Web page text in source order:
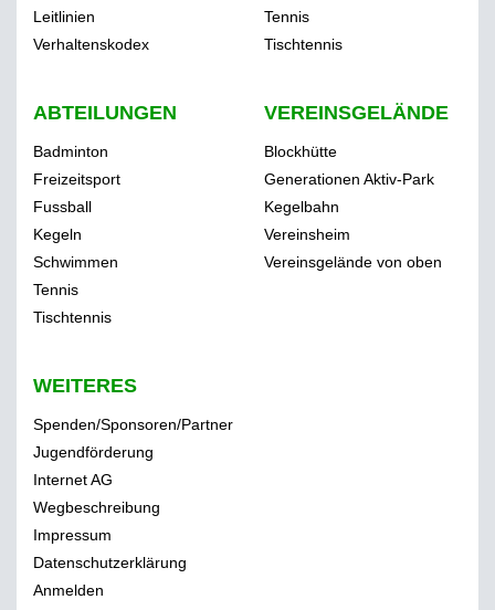
Leitlinien
Verhaltenskodex
Tennis
Tischtennis
ABTEILUNGEN
Badminton
Freizeitsport
Fussball
Kegeln
Schwimmen
Tennis
Tischtennis
VEREINSGELÄNDE
Blockhütte
Generationen Aktiv-Park
Kegelbahn
Vereinsheim
Vereinsgelände von oben
WEITERES
Spenden/Sponsoren/Partner
Jugendförderung
Internet AG
Wegbeschreibung
Impressum
Datenschutzerklärung
Anmelden